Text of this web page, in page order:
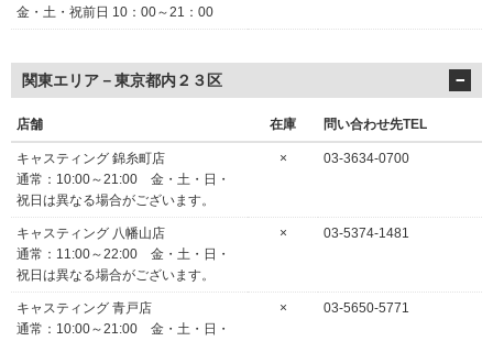
金・土・祝前日 10：00～21：00
関東エリア－東京都内２３区
店舗 在庫 問い合わせ先TEL
キャスティング 錦糸町店
通常：10:00～21:00 金・土・日・
祝日は異なる場合がございます。
× 03-3634-0700
キャスティング 八幡山店
通常：11:00～22:00 金・土・日・
祝日は異なる場合がございます。
× 03-5374-1481
キャスティング 青戸店
通常：10:00～21:00 金・土・日・
× 03-5650-5771